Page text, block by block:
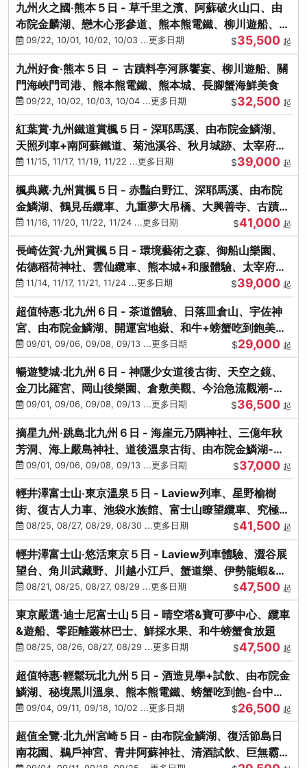
九州火之國‧熊本５日 - 草千里之濱、阿蘇破火山口、由
布院金麟湖、戀木心形參道、熊本熊電鐵、柳川遊船、地
獄蒸DIY
09/22, 10/01, 10/02, 10/03 ...更多日期 $35,500 起
九州好食‧熊本５日 － 古蹟料亭河豚饗宴、柳川遊船、關
門海峽門司港、熊本熊電鐵、熊本城、長腳蟹海鮮美食
09/22, 10/02, 10/03, 10/04 ...更多日期 $32,500 起
紅葉賞‧九州鐵道賞楓５日 - 深耶馬溪、由布院金鱗湖、
天照列車+南阿蘇鐵道、菊池溪谷、秋月城跡、太宰府天
滿宮、竈門神社
11/15, 11/17, 11/19, 11/22 ...更多日期 $39,000 起
楓典藏‧九州賞楓５日 - 赤豔白野江、深耶馬溪、由布院
金鱗湖、鶴見岳纜車、九重夢大吊橋、大興善寺、古蹟河
豚+和牛饗宴
11/16, 11/20, 11/22, 11/24 ...更多日期 $41,000 起
長崎佐賀‧九州賞楓５日 - 環境藝術之森、御船山樂園、
佑德稻荷神社、雲仙纜車、熊本城+和服體驗、太宰府天
滿宮、光明禪寺
11/14, 11/17, 11/21, 11/24 ...更多日期 $39,000 起
超值特惠‧北九州６日 - 茶道體驗、日落皿倉山、宇佐神
宮、由布院金鱗湖、開運宮地嶽、和牛+螃蟹吃到飽美
饌-台中出發
09/01, 09/06, 09/08, 09/13 ...更多日期 $29,000 起
暢遊雙城‧北九州６日 - 神隱少女道後古街、天空之鏡、
金刀比羅宮、岡山後樂園、倉敷美觀、今治急流觀潮-台
中出發
09/01, 09/06, 09/08, 09/13 ...更多日期 $36,500 起
摘星九州‧跳島北九州６日 - 海崖元乃隅神社、三億年秋
芳洞、海上嚴島神社、道後溫泉古街、由布院金鱗湖-台
中出發
09/01, 09/06, 09/08, 09/13 ...更多日期 $37,000 起
輕井澤富士山‧東京溫泉５日 - Laview列車、星野榆樹
街、復古人力車、池袋水族館、富士山瞭望纜車、究極海
鮮食放題
08/25, 08/27, 08/29, 08/30 ...更多日期 $41,500 起
輕井澤富士山‧悠活東京５日 - Laview列車體驗、澀谷展
望台、角川武藏野、川越小江戶、蟹道樂、伊勢龍蝦&海
膽生魚片
08/21, 08/25, 08/27, 08/29 ...更多日期 $47,500 起
東京嚴選‧迪士尼富士山５日 - 晴空塔&寶可夢中心、纜車
&遊船、零距離叢林巴士、鮮採水果、和牛螃蟹食放題
08/25, 08/26, 08/27, 08/29 ...更多日期 $47,500 起
超值特惠‧輕鬆玩北九州５日 - 酒造見學+試飲、由布院金
鱗湖、秘境黑川溫泉、熊本熊電鐵、螃蟹吃到飽-台中出
發09/04, 09/11, 09/18, 10/02 ...更多日期 $26,500 起
超值全覽‧北九州宮崎５日 - 由布院金鱗湖、復活節島日
南花園、鵜戶神宮、青井阿蘇神社、清酒試飲、巨無霸熊